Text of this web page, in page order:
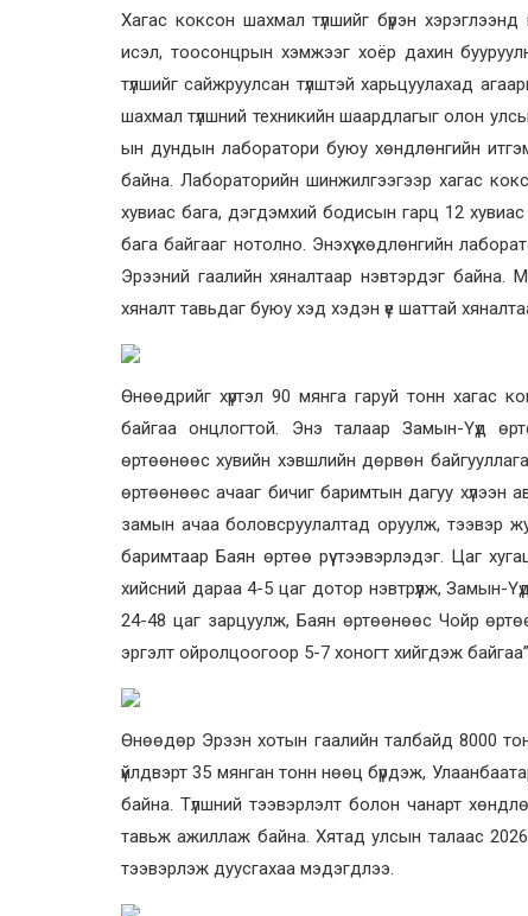
Хагас коксон шахмал түлшийг бүрэн хэрэглээнд
исэл, тоосонцрын хэмжээг хоёр дахин
түлшийг сайжруулсан түлштэй харьцуулахад
шахмал түлшний техникийн шаардлагыг олон
ын дундын лаборатори буюу хөндлөнгийн
байна. Лабораторийн шинжилгээгээр хагас
хувиас бага, дэгдэмхий бодисын гарц 12
бага байгааг нотолно. Энэхүү хөдлөнгийн
Эрээний гаалийн хяналтаар нэвтэрдэг
хяналт тавьдаг буюу хэд хэдэн үе шаттай
Өнөөдрийг хүртэл 90 мянга гаруй тонн хагас
байгаа онцлогтой. Энэ талаар Замын-Үүд
өртөөнөөс хувийн хэвшлийн дөрвөн
өртөөнөөс ачааг бичиг баримтын дагуу хүлээн
замын ачаа боловсруулалтад оруулж, тээвэр
баримтаар Баян өртөө рүү тээвэрлэдэг. Цаг
хийсний дараа 4-5 цаг дотор нэвтрүүлж, Замын-
24-48 цаг зарцуулж, Баян өртөөнөөс Чойр
эргэлт ойролцоогоор 5-7 хоногт хийгдэж
Өнөөдөр Эрээн хотын гаалийн талбайд 8000
үйлдвэрт 35 мянган тонн нөөц бүрдэж,
байна. Түлшний тээвэрлэлт болон чанарт
тавьж ажиллаж байна. Хятад улсын талаас
тээвэрлэж дуусгахаа мэдэгдлээ.